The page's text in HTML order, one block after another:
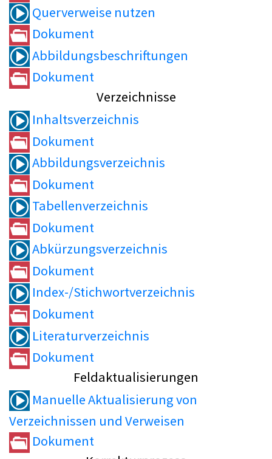
Querverweise nutzen
Dokument
Abbildungsbeschriftungen
Dokument
Verzeichnisse
Inhaltsverzeichnis
Dokument
Abbildungsverzeichnis
Dokument
Tabellenverzeichnis
Dokument
Abkürzungsverzeichnis
Dokument
Index-/Stichwortverzeichnis
Dokument
Literaturverzeichnis
Dokument
Feldaktualisierungen
Manuelle Aktualisierung von
Verzeichnissen und Verweisen
Dokument